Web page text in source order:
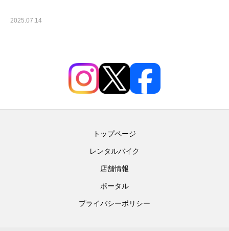
2025.07.14
トップページ
レンタルバイク
店舗情報
ポータル
プライバシーポリシー